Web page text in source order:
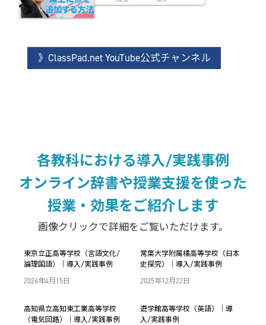
》ClassPad.net YouTube公式チャンネル
各教科における導入/実践事例
オンライン辞書や授業支援を使った
授業・効果をご紹介します
画像クリックで詳細をご覧いただけます。
2026年4月15日
東京立正高等学校（言語文化/
論理国語）｜導入/実践事例
2025年12月22日
常葉大学附属橘高等学校（日本
史探究）｜導入/実践事例
高知県立高知東工業高等学校
（電気回路）｜導入/実践事例
遊学館高等学校（英語）｜導
入/実践事例